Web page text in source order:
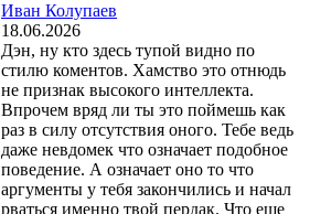
Иван Колупаев
18.06.2026
Дэн, ну кто здесь тупой видно по
стилю коментов. Хамство это отнюдь
не признак высокого интеллекта.
Впрочем вряд ли ты это поймешь как
раз в силу отсутствия оного. Тебе ведь
даже невдомек что означает подобное
поведение. А означает оно то что
аргументы у тебя закончились и начал
рваться именно твой пердак. Что еще